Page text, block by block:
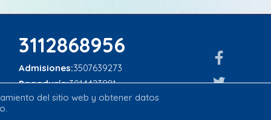
3112868956
Admisiones:3507639273
Pagaduría:3014423981
info@alverniabilingue.edu.co
del sitio web y obtener datos